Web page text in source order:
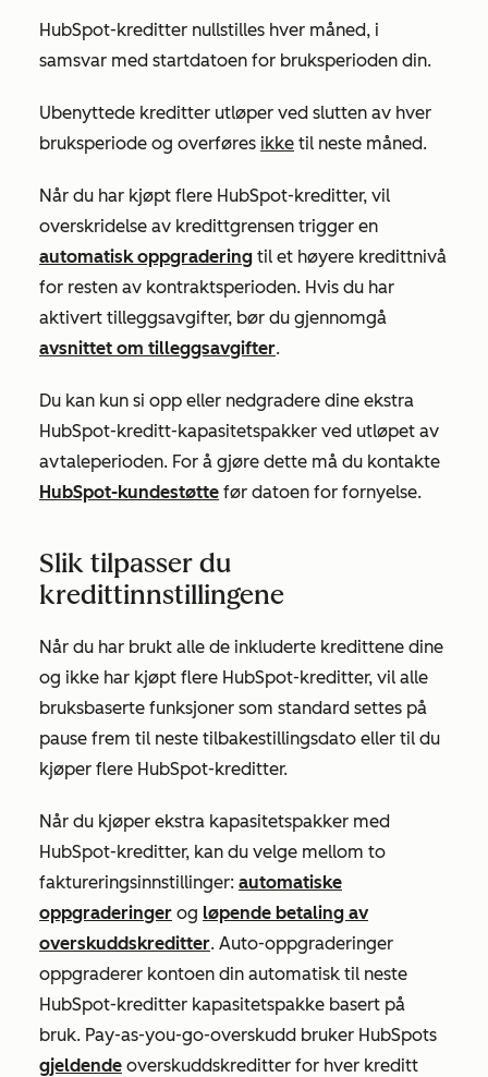
HubSpot-kreditter nullstilles hver måned, i
samsvar med startdatoen for bruksperioden din.
Ubenyttede kreditter utløper ved slutten av hver
bruksperiode og overføres ikke til neste måned.
Når du har kjøpt flere HubSpot-kreditter, vil
overskridelse av kredittgrensen trigger en
automatisk oppgradering til et høyere kredittnivå
for resten av kontraktsperioden. Hvis du har
aktivert tilleggsavgifter, bør du gjennomgå
avsnittet om tilleggsavgifter.
Du kan kun si opp eller nedgradere dine ekstra
HubSpot-kreditt-kapasitetspakker ved utløpet av
avtaleperioden. For å gjøre dette må du kontakte
HubSpot-kundestøtte før datoen for fornyelse.
Slik tilpasser du
kredittinnstillingene
Når du har brukt alle de inkluderte kredittene dine
og ikke har kjøpt flere HubSpot-kreditter, vil alle
bruksbaserte funksjoner som standard settes på
pause frem til neste tilbakestillingsdato eller til du
kjøper flere HubSpot-kreditter.
Når du kjøper ekstra kapasitetspakker med
HubSpot-kreditter, kan du velge mellom to
faktureringsinnstillinger: automatiske
oppgraderinger og løpende betaling av
overskuddskreditter. Auto-oppgraderinger
oppgraderer kontoen din automatisk til neste
HubSpot-kreditter kapasitetspakke basert på
bruk. Pay-as-you-go-overskudd bruker HubSpots
gjeldende overskuddskreditter for hver kreditt